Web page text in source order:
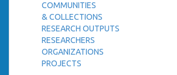
COMMUNITIES
& COLLECTIONS
RESEARCH OUTPUTS
RESEARCHERS
ORGANIZATIONS
PROJECTS